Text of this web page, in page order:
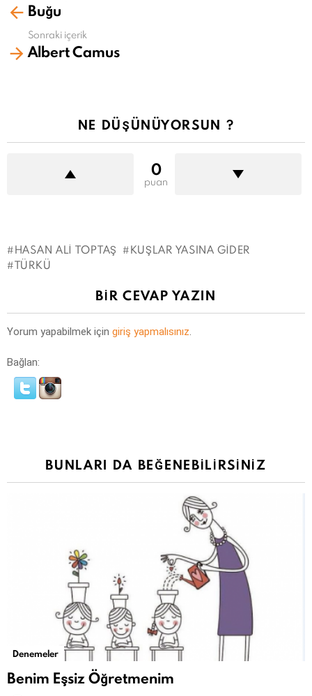
fazlaBuğu
Sonraki içerik
Albert Camus
NE DÜŞÜNÜYORSUN ?
0
puan
HASAN ALI TOPTAŞ
KUŞLAR YASINA GIDER
TÜRKÜ
BIR CEVAP YAZIN
Yorum yapabilmek için giriş yapmalısınız.
Bağlan:
BUNLARI DA BEĞENEBILIRSINIZ
Denemeler
Benim Eşsiz Öğretmenim